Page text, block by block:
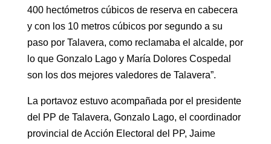
400 hectómetros cúbicos de reserva en cabecera
y con los 10 metros cúbicos por segundo a su
paso por Talavera, como reclamaba el alcalde, por
lo que Gonzalo Lago y María Dolores Cospedal
son los dos mejores valedores de Talavera”.
La portavoz estuvo acompañada por el presidente
del PP de Talavera, Gonzalo Lago, el coordinador
provincial de Acción Electoral del PP, Jaime